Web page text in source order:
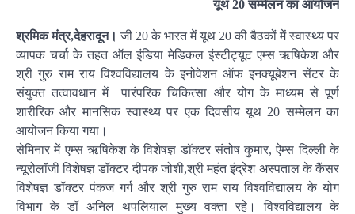
यूथ 20 सम्मेलन का आयोजन
श्रमिक मंत्र,देहरादून। जी 20 के भारत में यूथ 20 की बैठकों में स्वास्थ्य पर
व्यापक चर्चा के तहत ऑल इंडिया मेडिकल इंस्टीट्यूट एम्स ऋषिकेश और
श्री गुरु राम राय विश्वविद्यालय के इनोवेशन ऑफ इनक्यूबेशन सेंटर के
संयुक्त तत्वावधान में पारंपरिक चिकित्सा और योग के माध्यम से पूर्ण
शारीरिक और मानसिक स्वास्थ्य पर एक दिवसीय यूथ 20 सम्मेलन का
आयोजन किया गया।
सेमिनार में एम्स ऋषिकेश के विशेषज्ञ डॉक्टर संतोष कुमार, ऐम्स दिल्ली के
न्यूरोलॉजी विशेषज्ञ डॉक्टर दीपक जोशी,श्री महंत इंद्रेश अस्पताल के कैंसर
विशेषज्ञ डॉक्टर पंकज गर्ग और श्री गुरु राम राय विश्वविद्यालय के योग
विभाग के डॉ अनिल थपलियाल मुख्य वक्ता रहे। विश्वविद्यालय के